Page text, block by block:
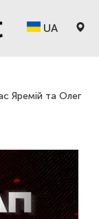
UA
Яремій та Олег